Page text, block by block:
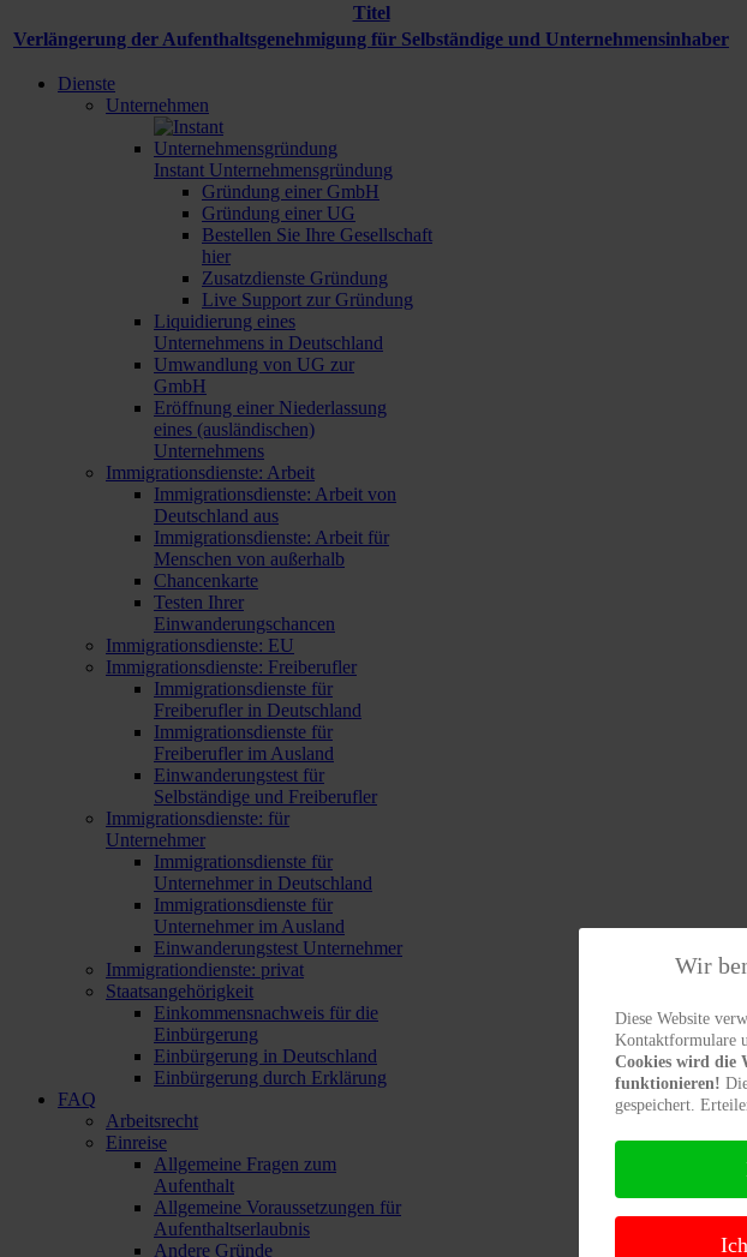
Titel
Verlängerung der Aufenthaltsgenehmigung für Selbständige und Unternehmensinhaber
Dienste
Unternehmen
Instant Unternehmensgründung
Gründung einer GmbH
Gründung einer UG
Bestellen Sie Ihre Gesellschaft
hier
Zusatzdienste Gründung
Live Support zur Gründung
Liquidierung eines
Unternehmens in Deutschland
Umwandlung von UG zur
GmbH
Eröffnung einer Niederlassung
eines (ausländischen)
Unternehmens
Immigrationsdienste: Arbeit
Immigrationsdienste: Arbeit von
Deutschland aus
Immigrationsdienste: Arbeit für
Menschen von außerhalb
Chancenkarte
Testen Ihrer
Einwanderungschancen
Immigrationsdienste: EU
Immigrationsdienste: Freiberufler
Immigrationsdienste für
Freiberufler in Deutschland
Immigrationsdienste für
Freiberufler im Ausland
Einwanderungstest für
Selbständige und Freiberufler
Immigrationsdienste: für
Unternehmer
Immigrationsdienste für
Unternehmer in Deutschland
Immigrationsdienste für
Unternehmer im Ausland
Einwanderungstest Unternehmer
Immigrationdienste: privat
Staatsangehörigkeit
Einkommensnachweis für die
Einbürgerung
Einbürgerung in Deutschland
Einbürgerung durch Erklärung
FAQ
Arbeitsrecht
Einreise
Allgemeine Fragen zum
Aufenthalt
Allgemeine Voraussetzungen für
Aufenthaltserlaubnis
Andere Gründe
Wir
Diese Website
Kontaktformulare
Cookies wird die
funktionieren!
gespeichert.